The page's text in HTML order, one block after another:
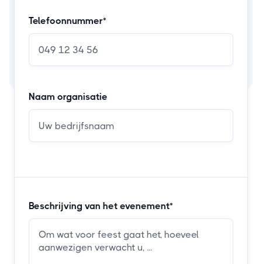
Telefoonnummer*
Naam organisatie
Beschrijving van het evenement*